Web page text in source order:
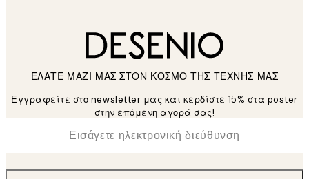
ΕΛΑΤΕ ΜΑΖΙ ΜΑΣ ΣΤΟΝ ΚΟΣΜΟ ΤΗΣ ΤΕΧΝΗΣ ΜΑΣ
Εγγραφείτε στο newsletter μας και κερδίστε 15% στα poster
στην επόμενη αγορά σας!
Ηλεκτρονική Διεύθυνση